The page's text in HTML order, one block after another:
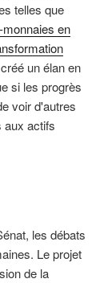
telles que
en
un élan en
si les progrès
voir d'autres
aux actifs
les débats
Le projet
de la